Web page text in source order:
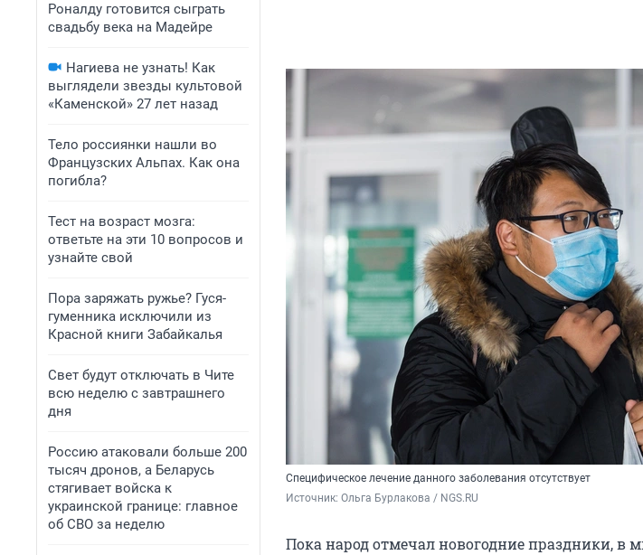
Роналду готовится сыграть
свадьбу века на Мадейре
Нагиева не узнать! Как
выглядели звезды культовой
«Каменской» 27 лет назад
Тело россиянки нашли во
Французских Альпах. Как она
погибла?
Тест на возраст мозга:
ответьте на эти 10 вопросов и
узнайте свой
Пора заряжать ружье? Гуся-
гуменника исключили из
Красной книги Забайкалья
Свет будут отключать в Чите
всю неделю с завтрашнего
дня
Россию атаковали больше 200
тысяч дронов, а Беларусь
стягивает войска к
украинской границе: главное
об СВО за неделю
Специфическое лечение данного заболевания отсутствует
Источник: Ольга Бурлакова / NGS.RU
Пока народ отмечал новогодние праздники, в